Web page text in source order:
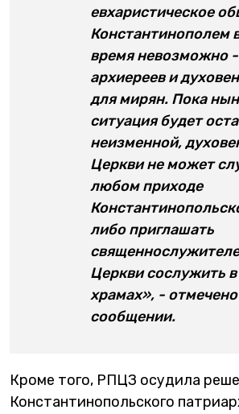
евхаристическое
Константинополем
время невозможно -
архиереев и
для мирян. Пока
ситуация будет
неизменной,
Церкви не может
любом приходе
либо приглашать
Церкви сослужить
храмах», - отмечено
сообщении.
Кроме того, РПЦЗ осудила
Константинопольского